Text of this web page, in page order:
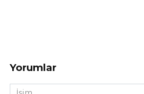
Yorumlar
İsim